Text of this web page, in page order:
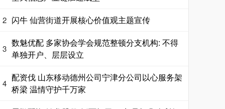
2 闪牛 仙营街道开展核心价值观主题宣传
3
数魅优配 多家协会学会规范整顿分支机构: 不得
单独开户、层层设立
4
配资伐 山东移动德州公司宁津分公司以心服务架
桥梁 温情守护千万家